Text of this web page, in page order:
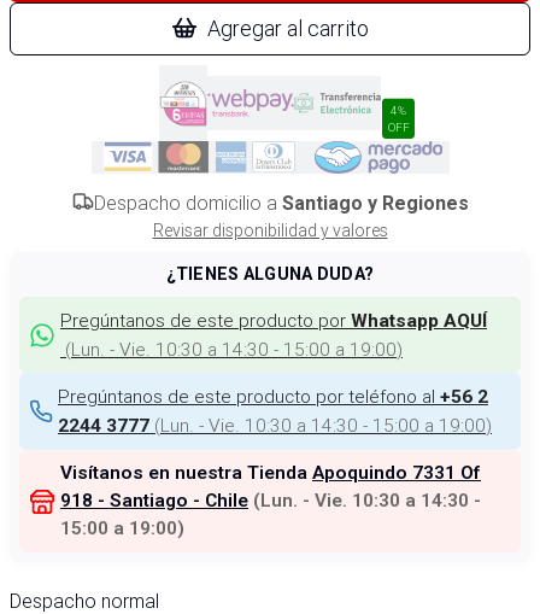
Agregar al carrito
4%
OFF
Despacho domicilio a Santiago y Regiones
Revisar disponibilidad y valores
¿TIENES ALGUNA DUDA?
Pregúntanos de este producto por Whatsapp AQUÍ
(Lun. - Vie. 10:30 a 14:30 - 15:00 a 19:00)
Pregúntanos de este producto por teléfono al +56 2
2244 3777 (Lun. - Vie. 10:30 a 14:30 - 15:00 a 19:00)
Visítanos en nuestra Tienda Apoquindo 7331 Of
918 - Santiago - Chile (Lun. - Vie. 10:30 a 14:30 -
15:00 a 19:00)
Despacho normal